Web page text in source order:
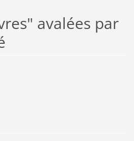
avalées par